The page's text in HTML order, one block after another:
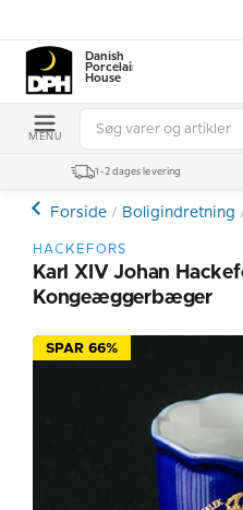
Danish
Porcelain
House
MENU
1-2 dages levering
Forside Boligindretning
HACKEFORS
Karl XIV Johan
Kongeæggerbæger
SPAR 66%